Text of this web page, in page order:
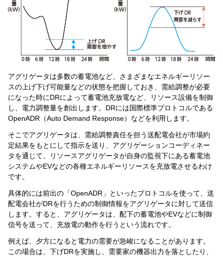
アグリゲータは多数の蓄電池など、さまざまなエネルギーリソー
スの上げ下げ可能量などの状態を把握しておき、需給調整が必要
になった時にDRによって蓄電池充放電など、リソース設備を制御
し、電力調整量を創出します。DRには国際標準プロトコルである
OpenADR（Auto Demand Response）などを利用します。
そこでアグリゲータは、需給調整責任を担う送配電会社が市場約
定結果をもとにして指示を送り、アグリゲーションコーディネー
タを通じて、リソースアグリゲータが自身の監視下にある蓄電池
システムやEVなどの各種エネルギーリソースを充放電させるわけ
です。
具体的には前出の「OpenADR」といったプロトコルを使って、送
配電会社がDRを行うための制御情報をアグリゲータに対して送信
します。すると、アグリゲータは、配下の蓄電池やEVなどに制御
信号を送って、充放電の動作を行うという流れです。
例えば、夕方になると電力の需要が急峻になることがあります。
この場合は、下げDRを実施し、需要家の機器出力を落としたり、